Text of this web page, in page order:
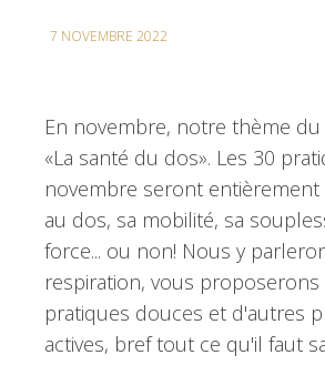
7 NOVEMBRE 2022
En novembre, notre thème
«La santé du dos». Les 30
novembre seront entièrement
au dos, sa mobilité, sa
force... ou non! Nous y
respiration, vous proposerons
pratiques douces et d'autres
actives, bref tout ce qu'il faut